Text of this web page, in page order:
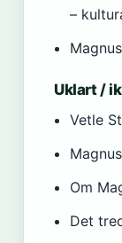
–
Uklart /
Vetle
Om
Det